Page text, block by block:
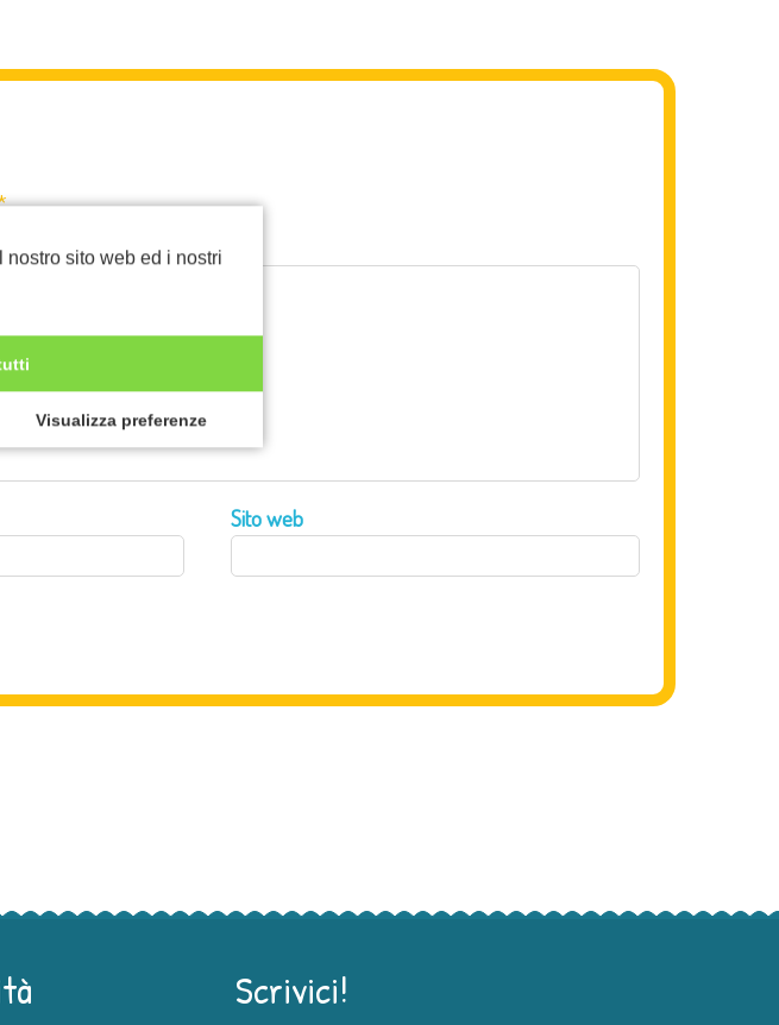
sito web ed i nostri
Visualizza preferenze
Sito web
Scrivici!